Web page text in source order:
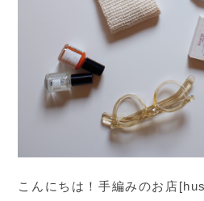
こんにちは！手編みのお店